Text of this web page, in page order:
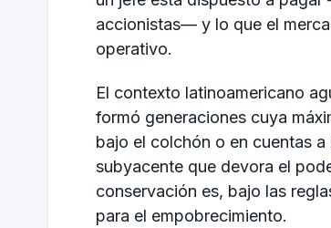
accionistas— y lo que el
operativo.
El contexto latinoamericano
formó generaciones cuya
bajo el colchón o en cuentas
subyacente que devora el
conservación es, bajo las
para el empobrecimiento.